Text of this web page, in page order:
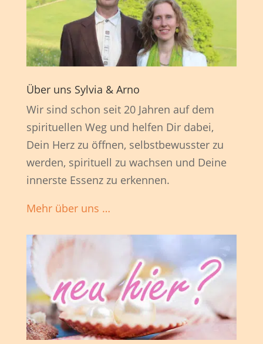
Über uns Sylvia & Arno
Wir sind schon seit 20 Jahren auf dem
spirituellen Weg und helfen Dir dabei,
Dein Herz zu öffnen, selbstbewusster zu
werden, spirituell zu wachsen und Deine
innerste Essenz zu erkennen.
Mehr über uns …